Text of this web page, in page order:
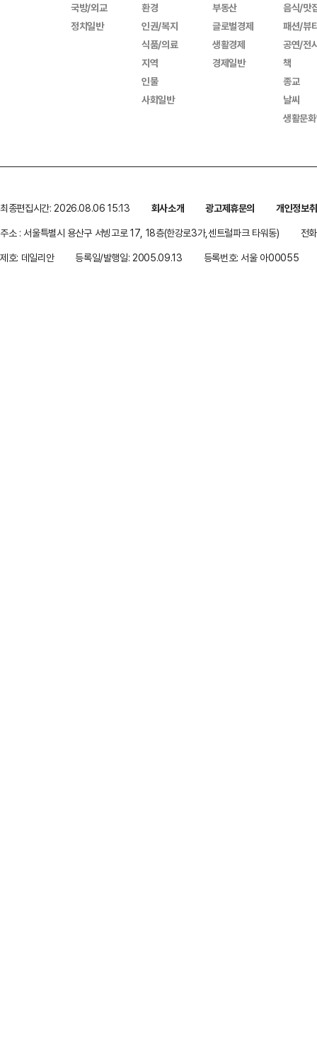
국방/외교
정치일반
환경
인권/복지
식품/의료
지역
인물
사회일반
부동산
글로벌경제
생활경제
경제일반
음식/맛
패션/뷰
공연/전
책
종교
날씨
생활문
최종편집시간: 2026.08.06 15:13 회사소개 광고제휴문의
개인정보
주소 : 서울특별시 용산구 서빙고로 17, 18층(한강로3가,센트럴파크 타워동)
전
제호: 데일리안
등록일/발행일: 2005.09.13 등록번호: 서울 아00055